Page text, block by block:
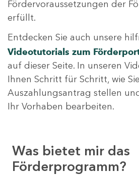
Fördervoraussetzungen der
erfüllt.
Entdecken Sie auch unsere
Videotutorials zum
auf dieser Seite. In unseren
Ihnen Schritt für Schritt, wie
Auszahlungsantrag stellen
Ihr Vorhaben bearbeiten.
Was bietet mir das
Förderprogramm?